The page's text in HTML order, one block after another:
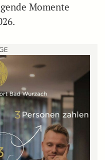
Momente